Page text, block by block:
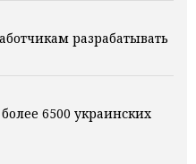
разрабатывать
6500 украинских